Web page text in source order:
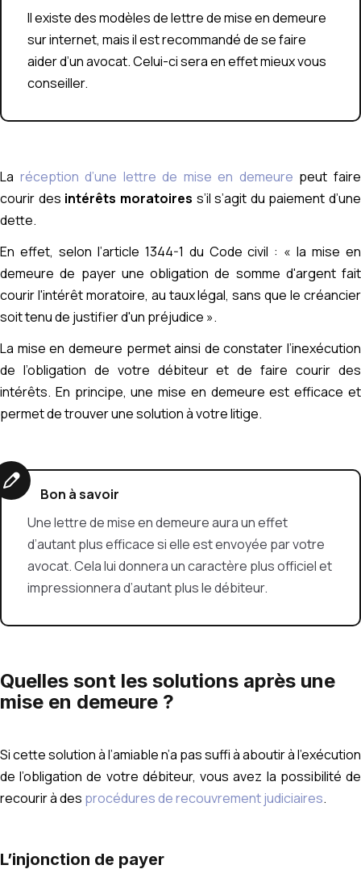
Il existe des modèles de lettre de mise en demeure
sur internet, mais il est recommandé de se faire
aider d’un avocat. Celui-ci sera en effet mieux vous
conseiller.
La réception d’une lettre de mise en demeure peut faire
courir des intérêts moratoires s’il s’agit du paiement d’une
dette.
En effet, selon l’article 1344-1 du Code civil : « la mise en
demeure de payer une obligation de somme d'argent fait
courir l'intérêt moratoire, au taux légal, sans que le créancier
soit tenu de justifier d'un préjudice ».
La mise en demeure permet ainsi de constater l’inexécution
de l’obligation de votre débiteur et de faire courir des
intérêts. En principe, une mise en demeure est efficace et
permet de trouver une solution à votre litige.
Bon à savoir
Une lettre de mise en demeure aura un effet
d’autant plus efficace si elle est envoyée par votre
avocat. Cela lui donnera un caractère plus officiel et
impressionnera d’autant plus le débiteur.
Quelles sont les solutions après une
mise en demeure ?
Si cette solution à l’amiable n’a pas suffi à aboutir à l’exécution
de l’obligation de votre débiteur, vous avez la possibilité de
recourir à des procédures de recouvrement judiciaires.
L’injonction de payer